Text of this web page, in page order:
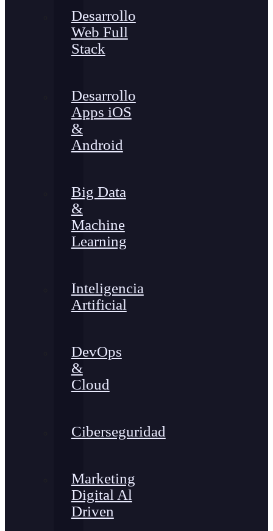
Desarrollo
Web Full
Stack
Desarrollo
Apps iOS
&
Android
Big Data
&
Machine
Learning
Inteligencia
Artificial
DevOps
&
Cloud
Ciberseguridad
Marketing
Digital Al
Driven